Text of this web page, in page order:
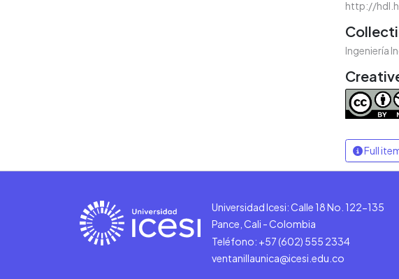
http://
Ingeniería
Full
Universidad Icesi: Calle 18 No. 122-135
Pance, Cali - Colombia
Teléfono: +57 (602) 555 2334
ventanillaunica@icesi.edu.co